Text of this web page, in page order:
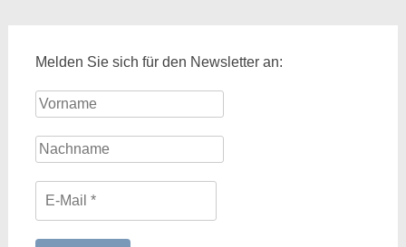
Melden Sie sich für den Newsletter an: